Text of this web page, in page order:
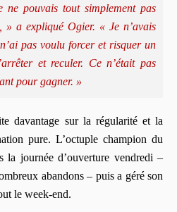
ne pouvais tout simplement pas
a expliqué Ogier. « Je n’avais
pas voulu forcer et risquer un
et reculer. Ce n’était pas
pour gagner. »
davantage sur la régularité et la
pure. L’octuple champion du
la journée d’ouverture vendredi –
abandons – puis a géré son
le week-end.